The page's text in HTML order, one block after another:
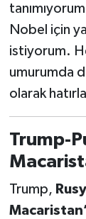
Nobel için
istiyorum.
umurumda
olarak
Trump-
Trump,